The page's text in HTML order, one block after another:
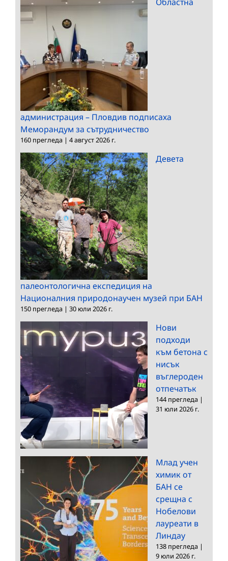
администрация – Пловдив подписаха
Меморандум за сътрудничество
160 прегледа | 4 август 2026 г.
Девета
палеонтологична експедиция на
Националния природонаучен музей при БАН
150 прегледа | 30 юли 2026 г.
Нови
подходи
към бетона с
нисък
въглероден
отпечатък
144 прегледа |
31 юли 2026 г.
Млад учен
химик от
БАН се
срещна с
Нобелови
лауреати в
Линдау
138 прегледа |
9 юли 2026 г.